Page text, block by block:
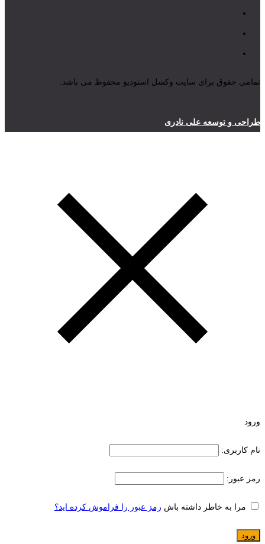
تمامی حقوق برای سایت وکسل استودیو محفوظ می باشد.
طراحی و توسعه علی نادری
ورود
نام کاربری:
رمز عبور:
مرا به خاطر داشته باش رمز عبور را فراموش کرده اید؟